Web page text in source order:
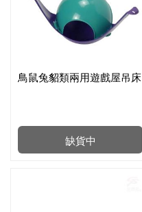
缺貨中
鳥鼠兔貂類兩用遊戲屋吊床